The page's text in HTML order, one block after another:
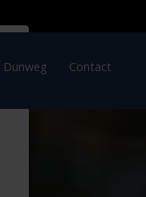
Over Dunweg
×
uur per dag.